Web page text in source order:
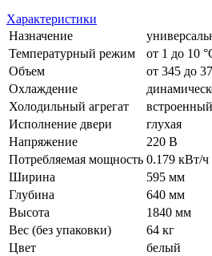
Характеристики
Назначение
Температурный режим
от 1 до 10
Объем
от 345 до
Охлаждение
Холодильный агрегат
встроенный
Исполнение двери
глухая
Напряжение
220 В
Потребляемая мощность 0.179 кВт/ч
Ширина
595 мм
Глубина
640 мм
Высота
1840 мм
Вес (без упаковки)
64 кг
Цвет
белый